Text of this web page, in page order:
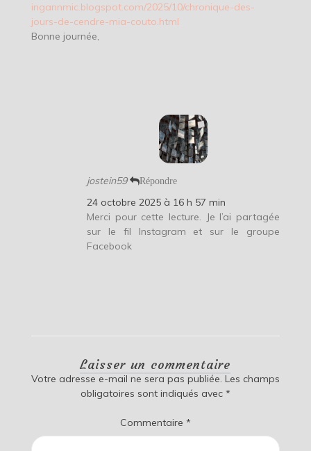
ingannmic.blogspot.com/2025/10/chronique-des-
jours-de-cendre-mia-couto.html
Bonne journée,
jostein59 Répondre
24 octobre 2025 à 16 h 57 min
Merci pour cette lecture. Je l’ai partagée
sur le fil Instagram et sur le groupe
Facebook
Laisser un commentaire
Votre adresse e-mail ne sera pas publiée. Les champs
obligatoires sont indiqués avec *
Commentaire *